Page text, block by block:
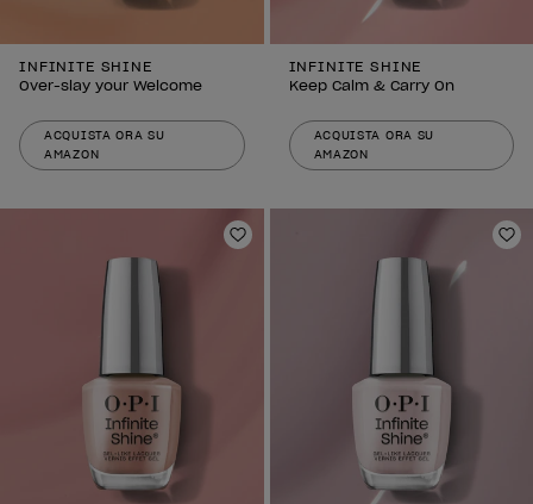
INFINITE SHINE
Over-slay your Welcome
ACQUISTA ORA SU
AMAZON
INFINITE SHINE
Keep Calm & Carry On
ACQUISTA ORA SU
AMAZON
Aggiungi alla lista dei desideri